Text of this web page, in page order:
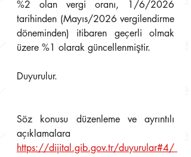
%2 olan vergi oranı, 1/6/2026
tarihinden (Mayıs/2026 vergilendirme
döneminden) itibaren geçerli olmak
üzere %1 olarak güncellenmiştir.
Duyurulur.
Söz konusu düzenleme ve ayrıntılı
https://dijital.gib.gov.tr/duyurular#4/